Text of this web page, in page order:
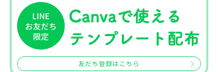
友だち登録はこちら